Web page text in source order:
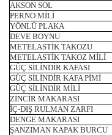
AKSON SOL
PERNO MİLİ
YÖNLÜ PLAKA
DEVE BOYNU
METELASTİK TAKOZU
METELASTİK TAKOZ MİLİ
GÜÇ SİLİNDİR KAFASI
GÜÇ SİLİNDİR KAFA PİMİ
GÜÇ SİLİNDİR MİLİ
ZİNCİR MAKARASI
İÇ-DIŞ RULMAN ZARFI
DENGE MAKARASI
ŞANZIMAN KAPAK BURCU